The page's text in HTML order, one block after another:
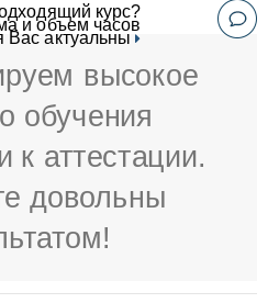
курс?
и объем часов
Вас актуальны
высокое
обучения
к аттестации.
довольны